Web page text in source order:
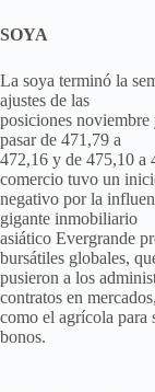
SOYA
La soya terminó la
ajustes de las
posiciones
pasar de 471,79 a
472,16 y de 475,10 a
comercio tuvo un
negativo por la
gigante inmobiliario
asiático Evergrande
bursátiles globales,
pusieron a los
contratos en mercados,
como el agrícola para
bonos.